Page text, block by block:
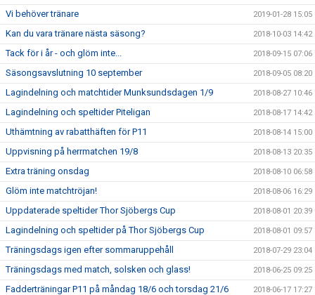
Vi behöver tränare 2019-01-28 15:05
Kan du vara tränare nästa säsong? 2018-10-03 14:42
Tack för i år - och glöm inte... 2018-09-15 07:06
Säsongsavslutning 10 september 2018-09-05 08:20
Lagindelning och matchtider Munksundsdagen 1/9 2018-08-27 10:46
Lagindelning och speltider Piteligan 2018-08-17 14:42
Uthämtning av rabatthäften för P11 2018-08-14 15:00
Uppvisning på herrmatchen 19/8 2018-08-13 20:35
Extra träning onsdag 2018-08-10 06:58
Glöm inte matchtröjan! 2018-08-06 16:29
Uppdaterade speltider Thor Sjöbergs Cup 2018-08-01 20:39
Lagindelning och speltider på Thor Sjöbergs Cup 2018-08-01 09:57
Träningsdags igen efter sommaruppehåll 2018-07-29 23:04
Träningsdags med match, solsken och glass! 2018-06-25 09:25
Fadderträningar P11 på måndag 18/6 och torsdag 21/6 2018-06-17 17:27